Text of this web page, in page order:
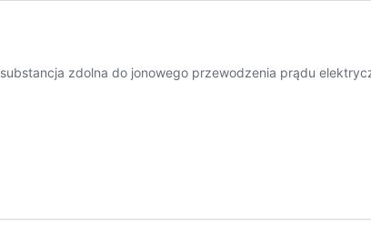
zdolna do jonowego przewodzenia prądu